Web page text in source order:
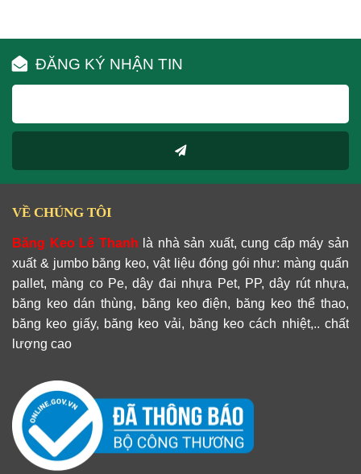
ĐĂNG KÝ NHẬN TIN
VỀ CHÚNG TÔI
Băng Keo Lê Thanh là nhà sản xuất, cung cấp máy sản
xuất & jumbo băng keo, vật liệu đóng gói như: màng quấn
pallet, màng co Pe, dây đai nhựa Pet, PP, dây rút nhựa,
băng keo dán thùng, băng keo điện, băng keo thể thao,
băng keo giấy, băng keo vải, băng keo cách nhiệt,.. chất
lượng cao